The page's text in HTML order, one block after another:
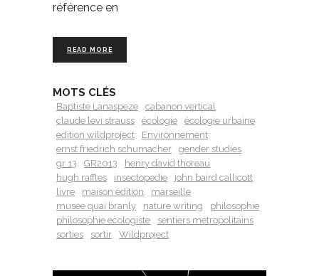
référence en
READ MORE
MOTS CLÉS
Baptiste Lanaspeze
cabanon vertical
claude levi strauss
écologie
écologie urbaine
edition wildproject
Environnement
ernst friedrich schumacher
gender studies
gr 13
GR2013
henry david thoreau
hugh raffles
insectopedie
john baird callicott
livre
maison édition
marseille
musee quai branly
nature writing
philosophie
philosophie ecologiste
sentiers metropolitains
sorties
sortir Wildproject